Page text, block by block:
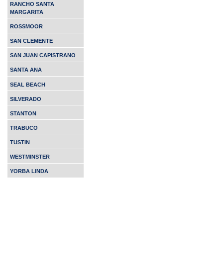
RANCHO SANTA
MARGARITA
ROSSMOOR
SAN CLEMENTE
SAN JUAN CAPISTRANO
SANTA ANA
SEAL BEACH
SILVERADO
STANTON
TRABUCO
TUSTIN
WESTMINSTER
YORBA LINDA